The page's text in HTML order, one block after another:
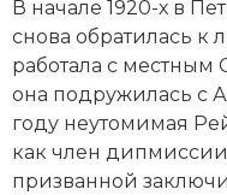
В начале 1920-х в
снова обратилась к
работала с местным
она подружилась с
году неутомимая
как член
призванной